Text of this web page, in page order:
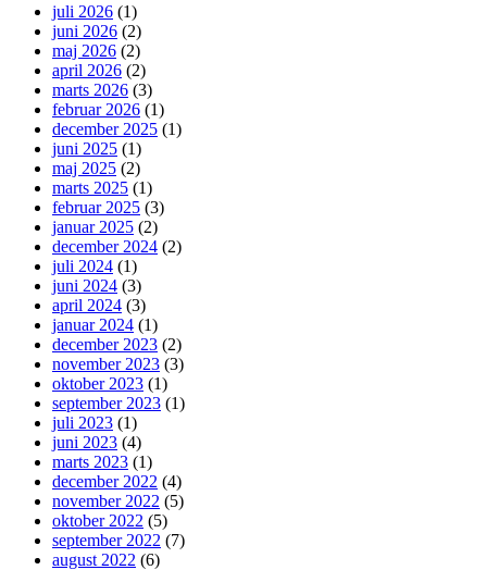
juli 2026 (1)
juni 2026 (2)
maj 2026 (2)
april 2026 (2)
marts 2026 (3)
februar 2026 (1)
december 2025 (1)
juni 2025 (1)
maj 2025 (2)
marts 2025 (1)
februar 2025 (3)
januar 2025 (2)
december 2024 (2)
juli 2024 (1)
juni 2024 (3)
april 2024 (3)
januar 2024 (1)
december 2023 (2)
november 2023 (3)
oktober 2023 (1)
september 2023 (1)
juli 2023 (1)
juni 2023 (4)
marts 2023 (1)
december 2022 (4)
november 2022 (5)
oktober 2022 (5)
september 2022 (7)
august 2022 (6)